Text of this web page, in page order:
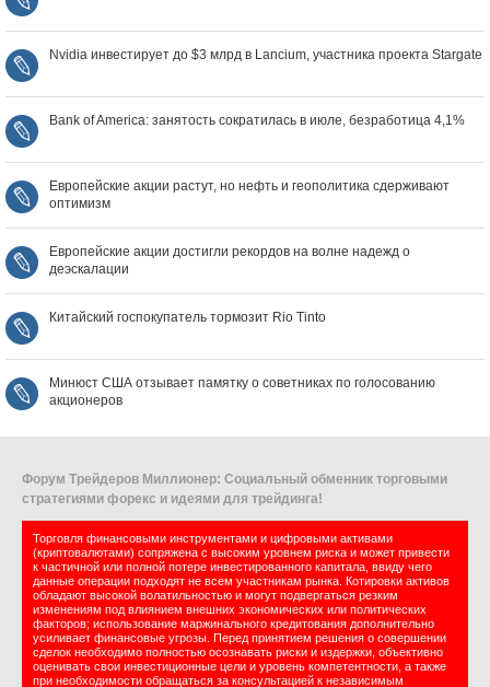
Nvidia инвестирует до $3 млрд в Lancium, участника проекта Stargate
Bank of America: занятость сократилась в июле, безработица 4,1%
Европейские акции растут, но нефть и геополитика сдерживают
оптимизм
Европейские акции достигли рекордов на волне надежд о
деэскалации
Китайский госпокупатель тормозит Rio Tinto
Минюст США отзывает памятку о советниках по голосованию
акционеров
Форум Трейдеров Миллионер: Социальный обменник торговыми
стратегиями форекс и идеями для трейдинга!
Торговля финансовыми инструментами и цифровыми активами
(криптовалютами) сопряжена с высоким уровнем риска и может привести
к частичной или полной потере инвестированного капитала, ввиду чего
данные операции подходят не всем участникам рынка. Котировки активов
обладают высокой волатильностью и могут подвергаться резким
изменениям под влиянием внешних экономических или политических
факторов; использование маржинального кредитования дополнительно
усиливает финансовые угрозы. Перед принятием решения о совершении
сделок необходимо полностью осознавать риски и издержки, объективно
оценивать свои инвестиционные цели и уровень компетентности, а также
при необходимости обращаться за консультацией к независимым